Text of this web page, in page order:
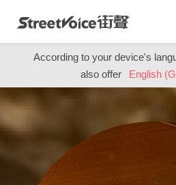
According to your device's
also offer
English